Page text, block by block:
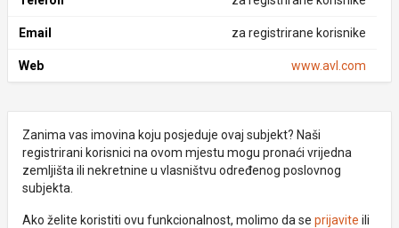
Email za registrirane korisnike
Web www.avl.com
Zanima vas imovina koju posjeduje ovaj subjekt? Naši
registrirani korisnici na ovom mjestu mogu pronaći vrijedna
zemljišta ili nekretnine u vlasništvu određenog poslovnog
subjekta.
Ako želite koristiti ovu funkcionalnost, molimo da se prijavite ili